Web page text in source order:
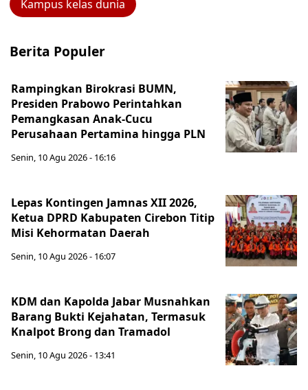
Kampus kelas dunia
Berita Populer
Rampingkan Birokrasi BUMN,
Presiden Prabowo Perintahkan
Pemangkasan Anak-Cucu
Perusahaan Pertamina hingga PLN
Senin, 10 Agu 2026 - 16:16
Lepas Kontingen Jamnas XII 2026,
Ketua DPRD Kabupaten Cirebon Titip
Misi Kehormatan Daerah
Senin, 10 Agu 2026 - 16:07
KDM dan Kapolda Jabar Musnahkan
Barang Bukti Kejahatan, Termasuk
Knalpot Brong dan Tramadol
Senin, 10 Agu 2026 - 13:41